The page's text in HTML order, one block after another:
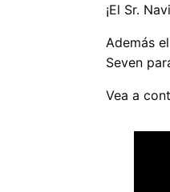
¡El Sr.
Además
Seven
Vea a